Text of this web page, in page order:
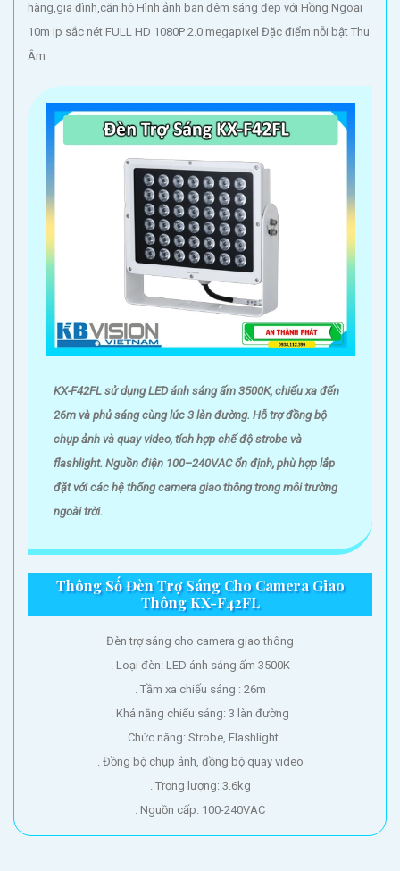
hàng,gia đình,căn hộ Hình ảnh ban đêm sáng đẹp với Hồng Ngoại
10m Ip sắc nét FULL HD 1080P 2.0 megapixel Đặc điểm nỗi bật Thu
Âm
KX-F42FL sử dụng LED ánh sáng ấm 3500K, chiếu xa đến
26m và phủ sáng cùng lúc 3 làn đường. Hỗ trợ đồng bộ
chụp ảnh và quay video, tích hợp chế độ strobe và
flashlight. Nguồn điện 100–240VAC ổn định, phù hợp lắp
đặt với các hệ thống camera giao thông trong môi trường
ngoài trời.
Thông Số Đèn Trợ Sáng Cho Camera Giao
Thông KX-F42FL
Đèn trợ sáng cho camera giao thông
. Loại đèn: LED ánh sáng ấm 3500K
. Tầm xa chiếu sáng : 26m
. Khả năng chiếu sáng: 3 làn đường
. Chức năng: Strobe, Flashlight
. Đồng bộ chụp ảnh, đồng bộ quay video
. Trọng lượng: 3.6kg
. Nguồn cấp: 100-240VAC